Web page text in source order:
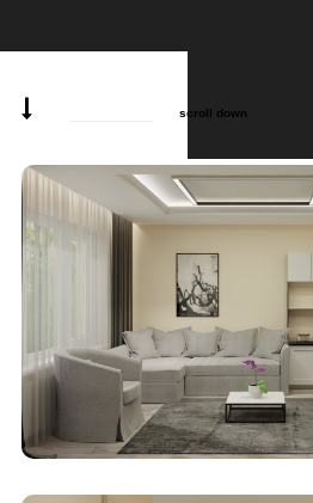
scroll down